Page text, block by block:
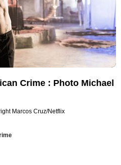
Crime : Photo Michael
Marcos Cruz/Netflix